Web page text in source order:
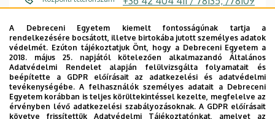
E-mail cím more.mariann@etk.unideb.hu
Cím
4400 Nyíregyháza Sóstói út
2-4.; 4028 Debrecen, Kassai
út 26.
Épület
Egészségtudományi Kar "D"
A Debreceni Egyetem kiemelt fontosságúnak tartja a
rendelkezésére bocsátott, illetve birtokába jutott személyes adatok
védelmét. Ezúton tájékoztatjuk Önt, hogy a Debreceni Egyetem a
2018. május 25. napjától kötelezően alkalmazandó Általános
Adatvédelmi Rendelet alapján felülvizsgálta folyamatait és
beépítette a GDPR előírásait az adatkezelési és adatvédelmi
tevékenységébe. A felhasználók személyes adatait a Debreceni
Egyetem korábban is teljes körültekintéssel kezelte, megfelelve az
érvényben lévő adatkezelési szabályozásoknak. A GDPR előírásait
követve frissítettük Adatvédelmi Tájékoztatónkat, amelyet az